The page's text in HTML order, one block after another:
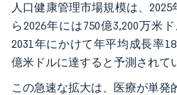
人口健康管理市場規模は、2025
ら2026年には750億3,200万米
2031年にかけて年平均成長率
億米ドルに達すると予測されて
この急速な拡大は、医療が単発